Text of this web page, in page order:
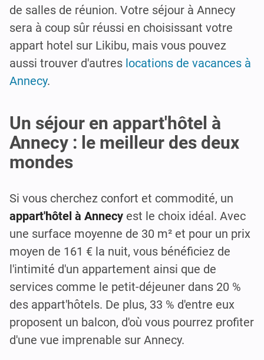
de salles de réunion. Votre séjour à Annecy
sera à coup sûr réussi en choisissant votre
appart hotel sur Likibu, mais vous pouvez
aussi trouver d'autres locations de vacances à
Annecy.
Un séjour en appart'hôtel à
Annecy : le meilleur des deux
mondes
Si vous cherchez confort et commodité, un
appart'hôtel à Annecy est le choix idéal. Avec
une surface moyenne de 30 m² et pour un prix
moyen de 161 € la nuit, vous bénéficiez de
l'intimité d'un appartement ainsi que de
services comme le petit-déjeuner dans 20 %
des appart'hôtels. De plus, 33 % d'entre eux
proposent un balcon, d'où vous pourrez profiter
d'une vue imprenable sur Annecy.